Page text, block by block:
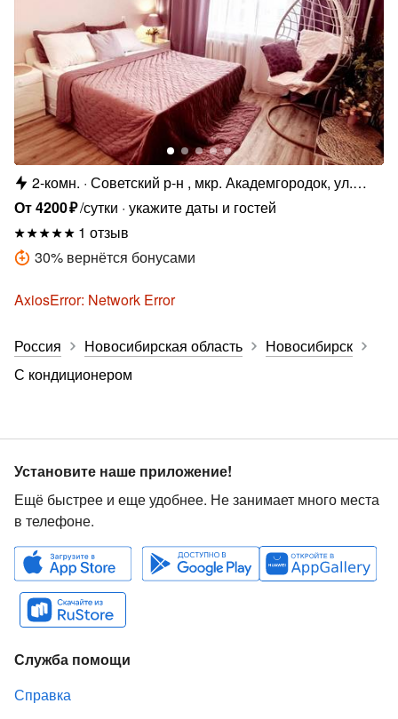
2-комн. Советский р-н , мкр. Академгородок, ул.
Героев Труда, 35А
От4200₽/сутки укажите даты и гостей
1 отзыв
30% вернётся бонусами
AxiosError: Network Error
Россия Новосибирская область
Новосибирск
С кондиционером
Установите наше приложение!
Ещё быстрее и еще удобнее. Не занимает много места
в телефоне.
Служба помощи
Справка